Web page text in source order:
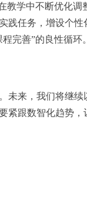
学中不断优化
践任务，增设个
完善”的良性循环。
未来，我们将继
跟数智化趋势